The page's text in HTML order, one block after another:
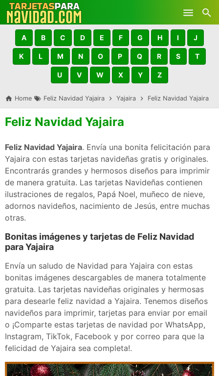
Skip to main content
A B C D E F G H I J
K L M N O P Q R S T
U V W X Y Z
Home Feliz Navidad Yajaira Yajaira Feliz Navidad Yajaira
Feliz Navidad Yajaira
Feliz Navidad Yajaira. Envía una bonita felicitación para
Yajaira con estas tarjetas navideñas gratis y originales.
Encontrarás grandes y hermosos diseños para imprimir
de manera gratuita. Las tarjetas Navideñas contienen
ilustraciones de regalos, Papá Noel, muñeco de nieve,
adornos navideños, nacimiento de Jesús, entre muchas
otras.
Bonitas imágenes y tarjetas de Feliz Navidad
para Yajaira
Envía un saludo de Navidad para Yajaira con estas
bonitas imágenes descargables de manera totalmente
gratuita. Las tarjetas navideñas originales y hermosas
para desearle feliz navidad a Yajaira. Tenemos diseños
navideños para imprimir, tarjetas para enviar por email
o ¡Comparte estas tarjetas de navidad por WhatsApp,
Instagram, TikTok, Facebook y por correo para que la
felicidad de Yajaira sea completa!.